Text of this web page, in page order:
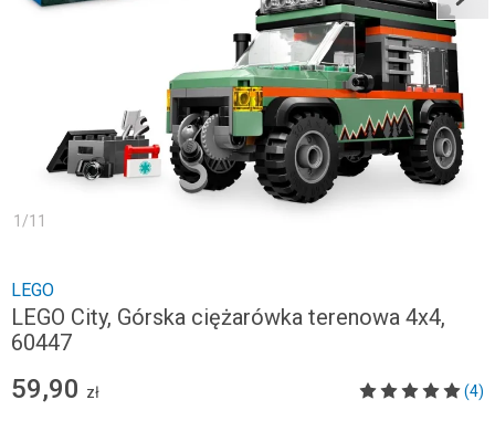
1 /11
LEGO
LEGO City, Górska ciężarówka terenowa 4x4,
60447
59,90 zł (4)